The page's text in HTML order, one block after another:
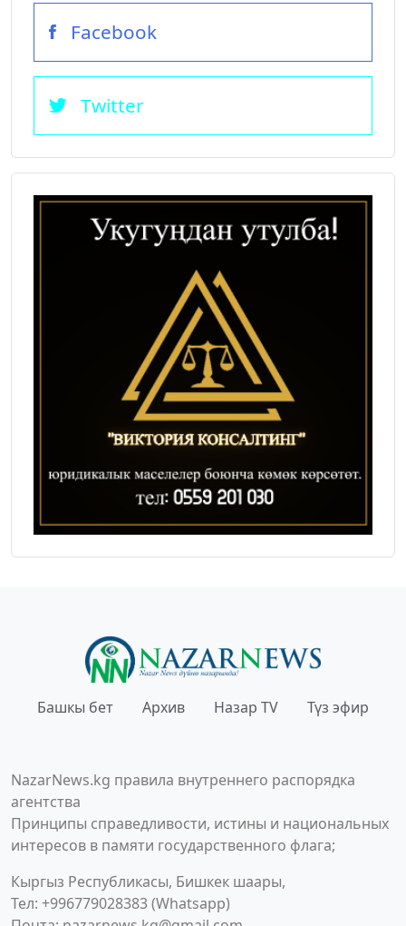
Facebook
Twitter
Башкы бет Архив Назар TV Түз эфир
NazarNews.kg правила внутреннего распорядка
агентства
Принципы справедливости, истины и национальных
интересов в памяти государственного флага;
Кыргыз Республикасы, Бишкек шаары,
Тел: +996779028383 (Whatsapp)